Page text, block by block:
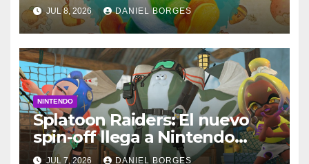
JUL 8, 2026 DANIEL BORGES
NINTENDO
Splatoon Raiders: El nuevo
spin-off llega a Nintendo
Switch 2
JUL 7, 2026 DANIEL BORGES